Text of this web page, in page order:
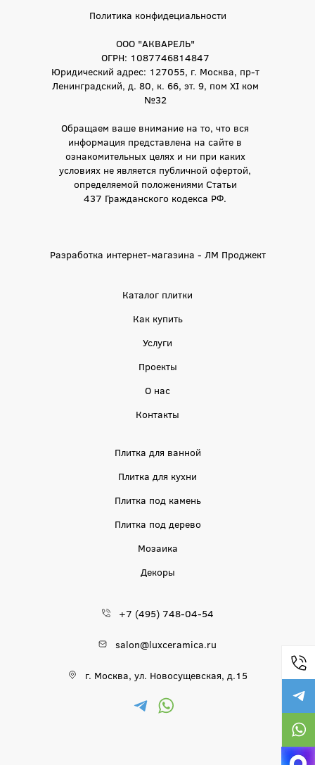
Политика конфидециальности
ООО "АКВАРЕЛЬ"
ОГРН: 1087746814847
Юридический адрес: 127055, г. Москва, пр-т
Ленинградский, д. 80, к. 66, эт. 9, пом XI ком
№32
Обращаем ваше внимание на то, что вся
информация представлена на сайте в
ознакомительных целях и ни при каких
условиях не является публичной офертой,
определяемой положениями Статьи
437 Гражданского кодекса РФ.
Разработка интернет-магазина - ЛМ Проджект
Каталог плитки
Как купить
Услуги
Проекты
О нас
Контакты
Плитка для ванной
Плитка для кухни
Плитка под камень
Плитка под дерево
Мозаика
Декоры
+7 (495) 748-04-54
salon@luxceramica.ru
г. Москва, ул. Новосущевская, д.15